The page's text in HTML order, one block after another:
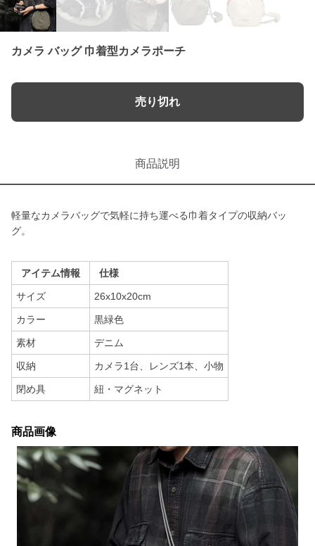
カメラ バッグ 巾着型カメラポーチ
売り切れ
商品説明
軽量なカメラバッグで気軽に持ち運べる巾着タイプの収納バッ
グ。
アイテム情報 仕様
サイズ 26x10x20cm
カラー 黒緑色
素材 デニム
収納 カメラ1台、レンズ1本、小物
閉め具 紐・マグネット
商品画像